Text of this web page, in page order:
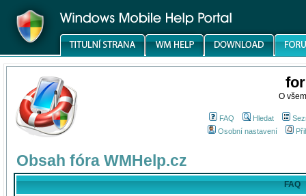
O
FAQ Hledat
Osobní nastavení
Obsah fóra WMHelp.cz
FAQ